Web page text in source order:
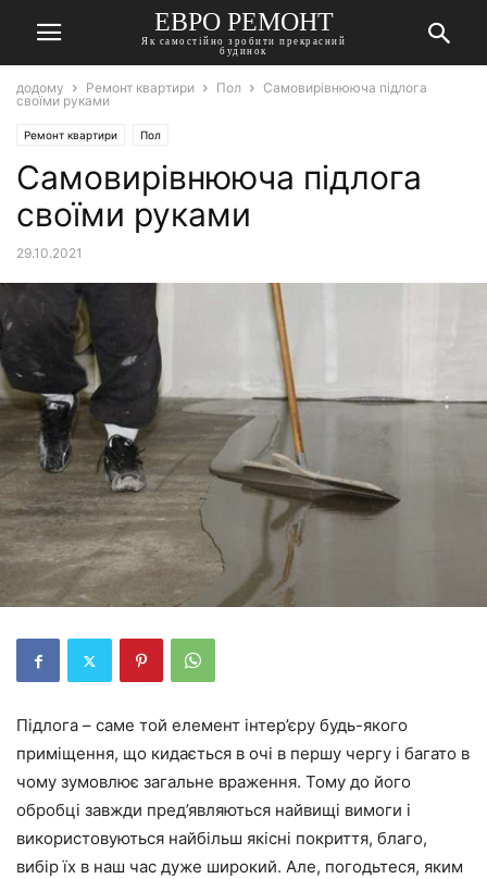
ЕВРО РЕМОНТ
Як самостійно зробити прекрасний
будинок
додому Ремонт квартири Пол
Самовирівнююча підлога
своїми руками
Ремонт квартири Пол
Самовирівнююча підлога
своїми руками
29.10.2021
Підлога – саме той елемент інтер’єру будь-якого
приміщення, що кидається в очі в першу чергу і багато в
чому зумовлює загальне враження. Тому до його
обробці завжди пред’являються найвищі вимоги і
використовуються найбільш якісні покриття, благо,
вибір їх в наш час дуже широкий. Але, погодьтеся, яким